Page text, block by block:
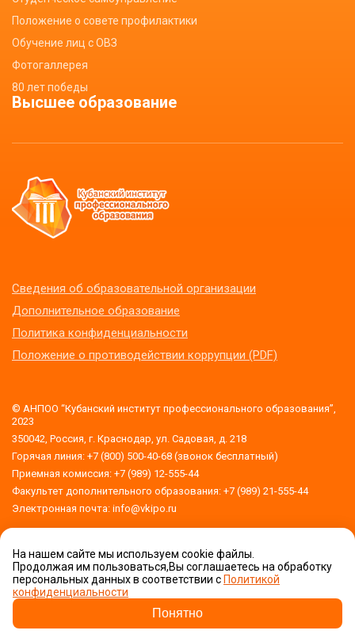
Положение о совете профилактики
Обучение лиц с ОВЗ
Фотогаллерея
80 лет победы
Высшее образование
Сведения об образовательной организации
Дополнительное образование
Политика конфиденциальности
Положение о противодействии коррупции (PDF)
© АНПОО “Кубанский институт профессионального образования”,
2023
350042, Россия, г. Краснодар, ул. Садовая, д. 218
Горячая линия: +7 (800) 500-40-68 (звонок бесплатный)
Приемная комиссия: +7 (989) 12-555-44
Факультет дополнительного образования: +7 (989) 21-555-44
Электронная почта: info@vkipo.ru
Версия для слабовидящих
Сделано в Orange DM
На нашем сайте мы используем cookie файлы.
Продолжая им пользоваться,Вы соглашаетесь на обработку
персональных данных в соответствии с Политикой
конфиденциальности
Понятно
Приемная комиссия
Задать вопрос!
обработку
персональных данных